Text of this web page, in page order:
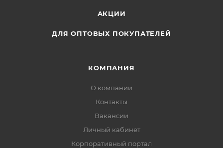
АКЦИИ
ДЛЯ ОПТОВЫХ ПОКУПАТЕЛЕЙ
КОМПАНИЯ
О компании
Контакты
Вакансии
Личный кабинет
Корпоративный портал